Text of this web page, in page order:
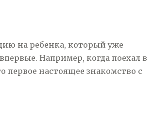
на ребенка, который уже
Например, когда поехал в
первое настоящее знакомство с